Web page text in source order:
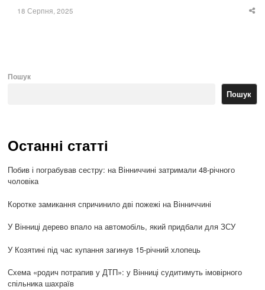
18 Серпня, 2025
Пошук
Пошук
Останні статті
Побив і пограбував сестру: на Вінниччині затримали 48-річного
чоловіка
Коротке замикання спричинило дві пожежі на Вінниччині
У Вінниці дерево впало на автомобіль, який придбали для ЗСУ
У Козятині під час купання загинув 15-річний хлопець
Схема «родич потрапив у ДТП»: у Вінниці судитимуть імовірного
спільника шахраїв